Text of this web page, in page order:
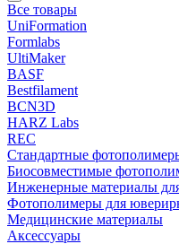
Все товары
UniFormation
Formlabs
UltiMaker
BASF
Bestfilament
BCN3D
HARZ Labs
REC
Стандартные
Биосовместимые
Инженерные материалы
Фотополимеры для
Медицинские материалы
Аксессуары